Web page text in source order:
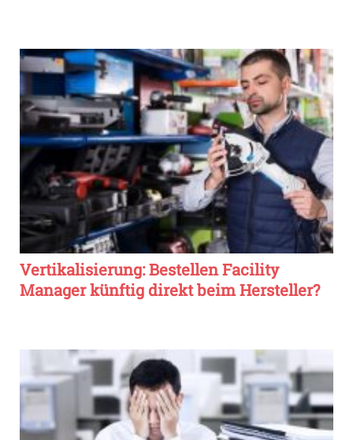
Vertikalisierung: Bestellen Facility
Manager künftig direkt beim Hersteller?